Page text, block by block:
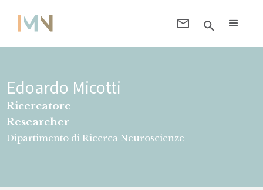
Edoardo Micotti
Ricercatore
Researcher
Dipartimento di Ricerca Neuroscienze